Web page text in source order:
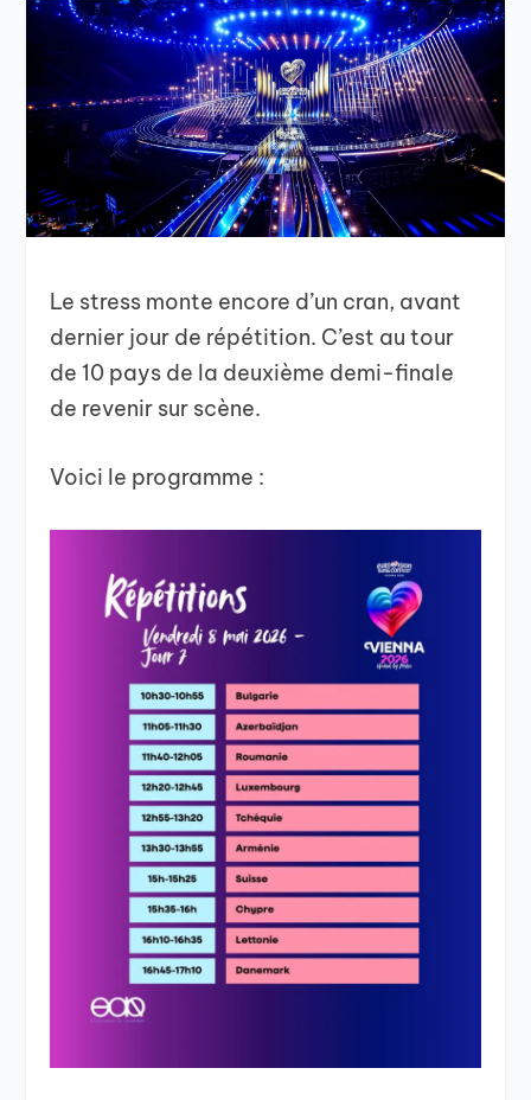
Le stress monte encore d’un cran, avant
dernier jour de répétition. C’est au tour
de 10 pays de la deuxième demi-finale
de revenir sur scène.
Voici le programme :